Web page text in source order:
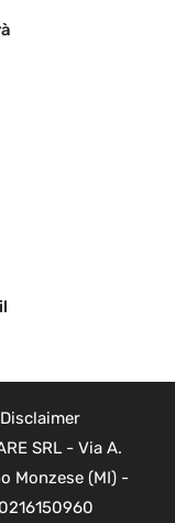
Disclaimer
SRL - Via A.
Monzese (MI) -